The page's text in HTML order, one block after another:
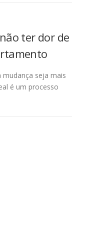
ter dor de
seja mais
é um processo